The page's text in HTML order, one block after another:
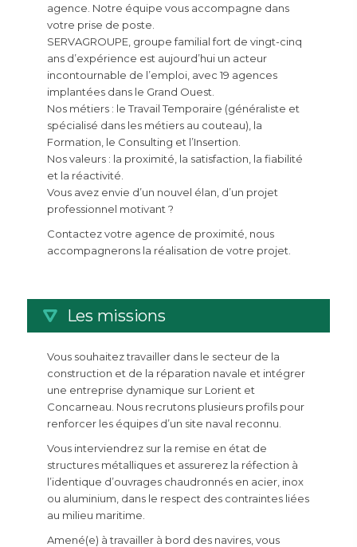
agence. Notre équipe vous accompagne dans
votre prise de poste.
SERVAGROUPE, groupe familial fort de vingt-cinq
ans d’expérience est aujourd’hui un acteur
incontournable de l’emploi, avec 19 agences
implantées dans le Grand Ouest.
Nos métiers : le Travail Temporaire (généraliste et
spécialisé dans les métiers au couteau), la
Formation, le Consulting et l’Insertion.
Nos valeurs : la proximité, la satisfaction, la fiabilité
et la réactivité.
Vous avez envie d’un nouvel élan, d’un projet
professionnel motivant ?
Contactez votre agence de proximité, nous
accompagnerons la réalisation de votre projet.
Les missions
Vous souhaitez travailler dans le secteur de la
construction et de la réparation navale et intégrer
une entreprise dynamique sur Lorient et
Concarneau. Nous recrutons plusieurs profils pour
renforcer les équipes d’un site naval reconnu.
Vous interviendrez sur la remise en état de
structures métalliques et assurerez la réfection à
l’identique d’ouvrages chaudronnés en acier, inox
ou aluminium, dans le respect des contraintes liées
au milieu maritime.
Amené(e) à travailler à bord des navires, vous